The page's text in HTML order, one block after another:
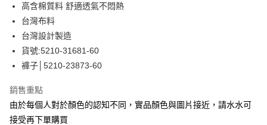
國泰世華商業銀行
臺灣中小企業銀行
匯豐（台灣）商業銀行
聯邦商業銀行
元大商業銀行
玉山商業銀行
台灣樂天信用卡公司
街口支付
悠遊付
全盈+PAY
貨到付款
高含棉質料 舒適透氣不悶熱
台灣布料
台灣設計製造
貨號:5210-31681-60
褲子│5210-23873-60
銷售重點
由於每個人對於顏色的認知不同，實品顏色與圖片接近，請水水可
接受再下單購買